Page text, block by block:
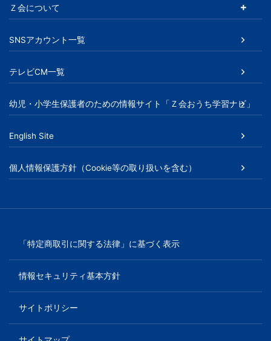
語
学
書、
幼
児・
小
け
籍、
Ｚ会について
SNSアカウント一覧
テレビCM一覧
幼児・小学生保護者のための情報サイト「Ｚ会おうち学習ナビ」
English Site
個人情報保護方針（Cookie等の取り扱いを含む）
「特定商取引に関する法律」に基づく表示
情報セキュリティ基本方針
サイトポリシー